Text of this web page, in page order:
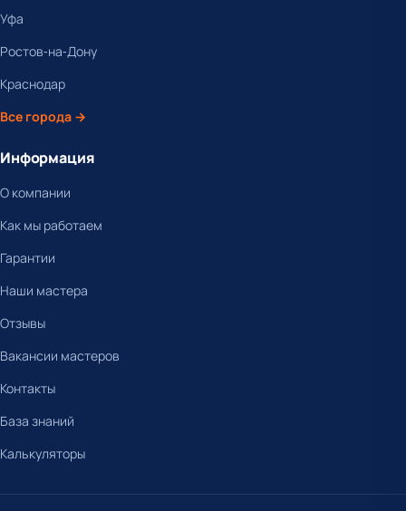
Уфа
Ростов-на-Дону
Краснодар
Все города →
Информация
О компании
Как мы работаем
Гарантии
Наши мастера
Отзывы
Вакансии мастеров
Контакты
База знаний
Калькуляторы